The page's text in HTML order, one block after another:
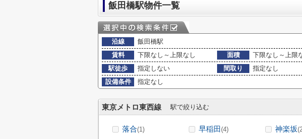
飯田橋駅物件一覧
沿線
飯田橋駅
賃料
下限なし～上限なし 面積 下限なし～上限
駅徒歩
指定しない 間取り
指定なし
設備条件
指定なし
東京メトロ東西線 駅で絞り込む
落合(1) 早稲田(4) 神楽坂